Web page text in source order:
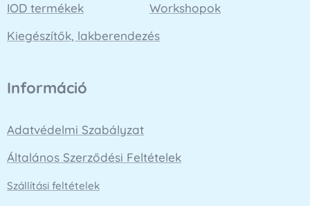
IOD termékek
Workshopok
Kiegészítők, lakberendezés
Információ
Adatvédelmi Szabályzat
Általános Szerződési Feltételek
Szállítási feltételek